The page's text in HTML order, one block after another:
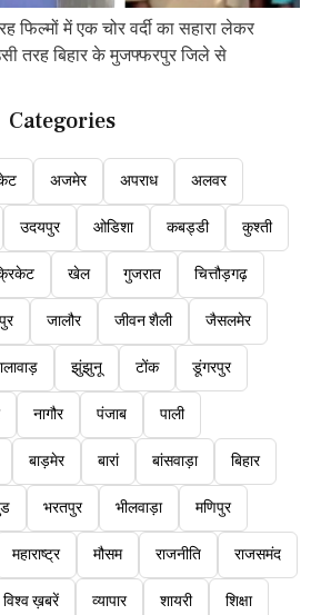
फिल्मों में एक चोर वर्दी का सहारा लेकर
तरह बिहार के मुजफ्फरपुर जिले से
Categories
अजमेर अपराध अलवर
उदयपुर ओडिशा कबड्डी कुश्ती
खेल गुजरात चित्तौड़गढ़
जालौर जीवन शैली जैसलमेर
झुंझुनू टोंक डूंगरपुर
नागौर पंजाब पाली
बाड़मेर बारां बांसवाड़ा बिहार
भरतपुर भीलवाड़ा मणिपुर
महाराष्ट्र मौसम राजनीति राजसमंद
विश्व ख़बरें व्यापार शायरी शिक्षा